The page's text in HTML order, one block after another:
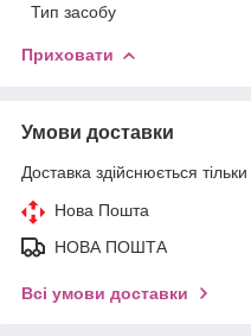
Тип засобу
Приховати
Умови доставки
Доставка здійснюється
Нова Пошта
НОВА ПОШТА
Всі умови доставки